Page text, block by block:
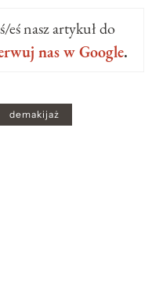
eś nasz artykuł do
nas w Google.
demakijaż